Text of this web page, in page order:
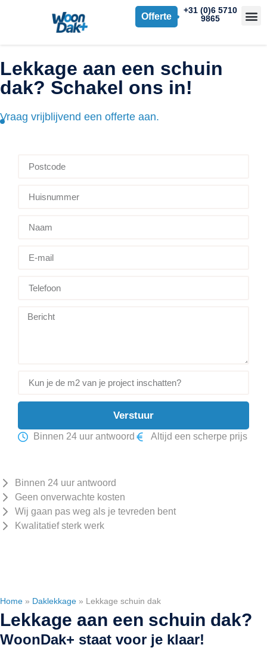
+31 (0)6 5710
9865
Offerte
Lekkage aan een schuin
dak? Schakel ons in!
Vraag vrijblijvend een offerte aan.
Verstuur
Binnen 24 uur antwoord Altijd een scherpe prijs
Binnen 24 uur antwoord
Geen onverwachte kosten
Wij gaan pas weg als je tevreden bent
Kwalitatief sterk werk
Home » Daklekkage » Lekkage schuin dak
Lekkage aan een schuin dak?
WoonDak+ staat voor je klaar!